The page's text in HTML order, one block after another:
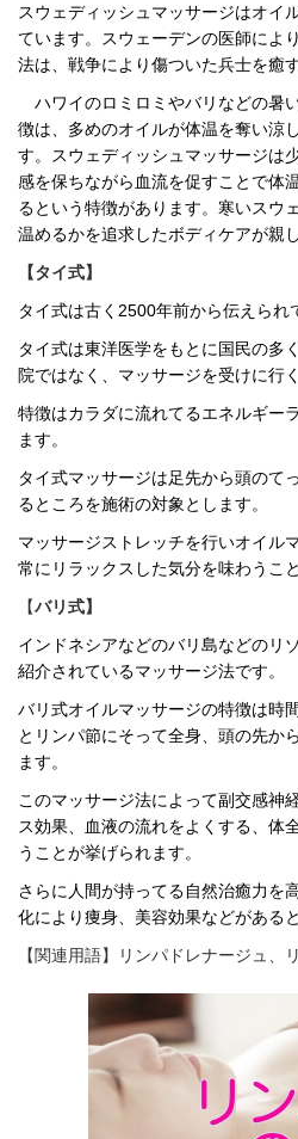
スウェディッシュマッサージはオイ
ています。スウェーデンの医師によ
法は、戦争により傷ついた兵士を癒
ハワイのロミロミやバリなどの暑
徴は、多めのオイルが体温を奪い涼
す。スウェディッシュマッサージは
感を保ちながら血流を促すことで体
るという特徴があります。寒いスウ
温めるかを追求したボディケアが親
【タイ式】
タイ式は古く2500年前から伝えられ
タイ式は東洋医学をもとに国民の多
院ではなく、マッサージを受けに行
特徴はカラダに流れてるエネルギー
ます。
タイ式マッサージは足先から頭のて
るところを施術の対象とします。
マッサージストレッチを行いオイル
常にリラックスした気分を味わうこ
【バリ式】
インドネシアなどのバリ島などのリ
紹介されているマッサージ法です。
バリ式オイルマッサージの特徴は時
とリンパ節にそって全身、頭の先か
ます。
このマッサージ法によって副交感神
ス効果、血液の流れをよくする、体
うことが挙げられます。
さらに人間が持ってる自然治癒力を
化により痩身、美容効果などがある
【関連用語】リンパドレナージュ、